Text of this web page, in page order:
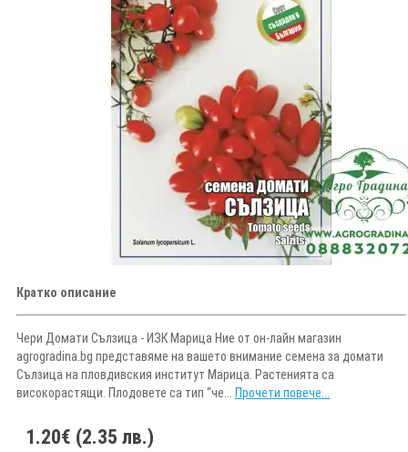
Кратко описание
Чери Домати Сълзица - ИЗК Марица Ние от он-лайн магазин
agrogradina.bg представяме на вашето внимание семена за домати
Сълзица на пловдивския институт Марица. Растенията са
високорастящи. Плодовете са тип “че... Прочети повече...
1.20€ (2.35 лв.)